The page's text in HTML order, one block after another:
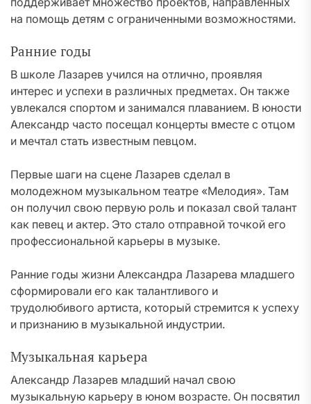
на помощь детям с ограниченными возможностями.
Ранние годы
В школе Лазарев учился на отлично, проявляя
интерес и успехи в различных предметах. Он также
увлекался спортом и занимался плаванием. В юности
Александр часто посещал концерты вместе с отцом
и мечтал стать известным певцом.
Первые шаги на сцене Лазарев сделал в
молодежном музыкальном театре «Мелодия». Там
он получил свою первую роль и показал свой талант
как певец и актер. Это стало отправной точкой его
профессиональной карьеры в музыке.
Ранние годы жизни Александра Лазарева младшего
сформировали его как талантливого и
трудолюбивого артиста, который стремится к успеху
и признанию в музыкальной индустрии.
Музыкальная карьера
Александр Лазарев младший начал свою
музыкальную карьеру в юном возрасте. Он посвятил